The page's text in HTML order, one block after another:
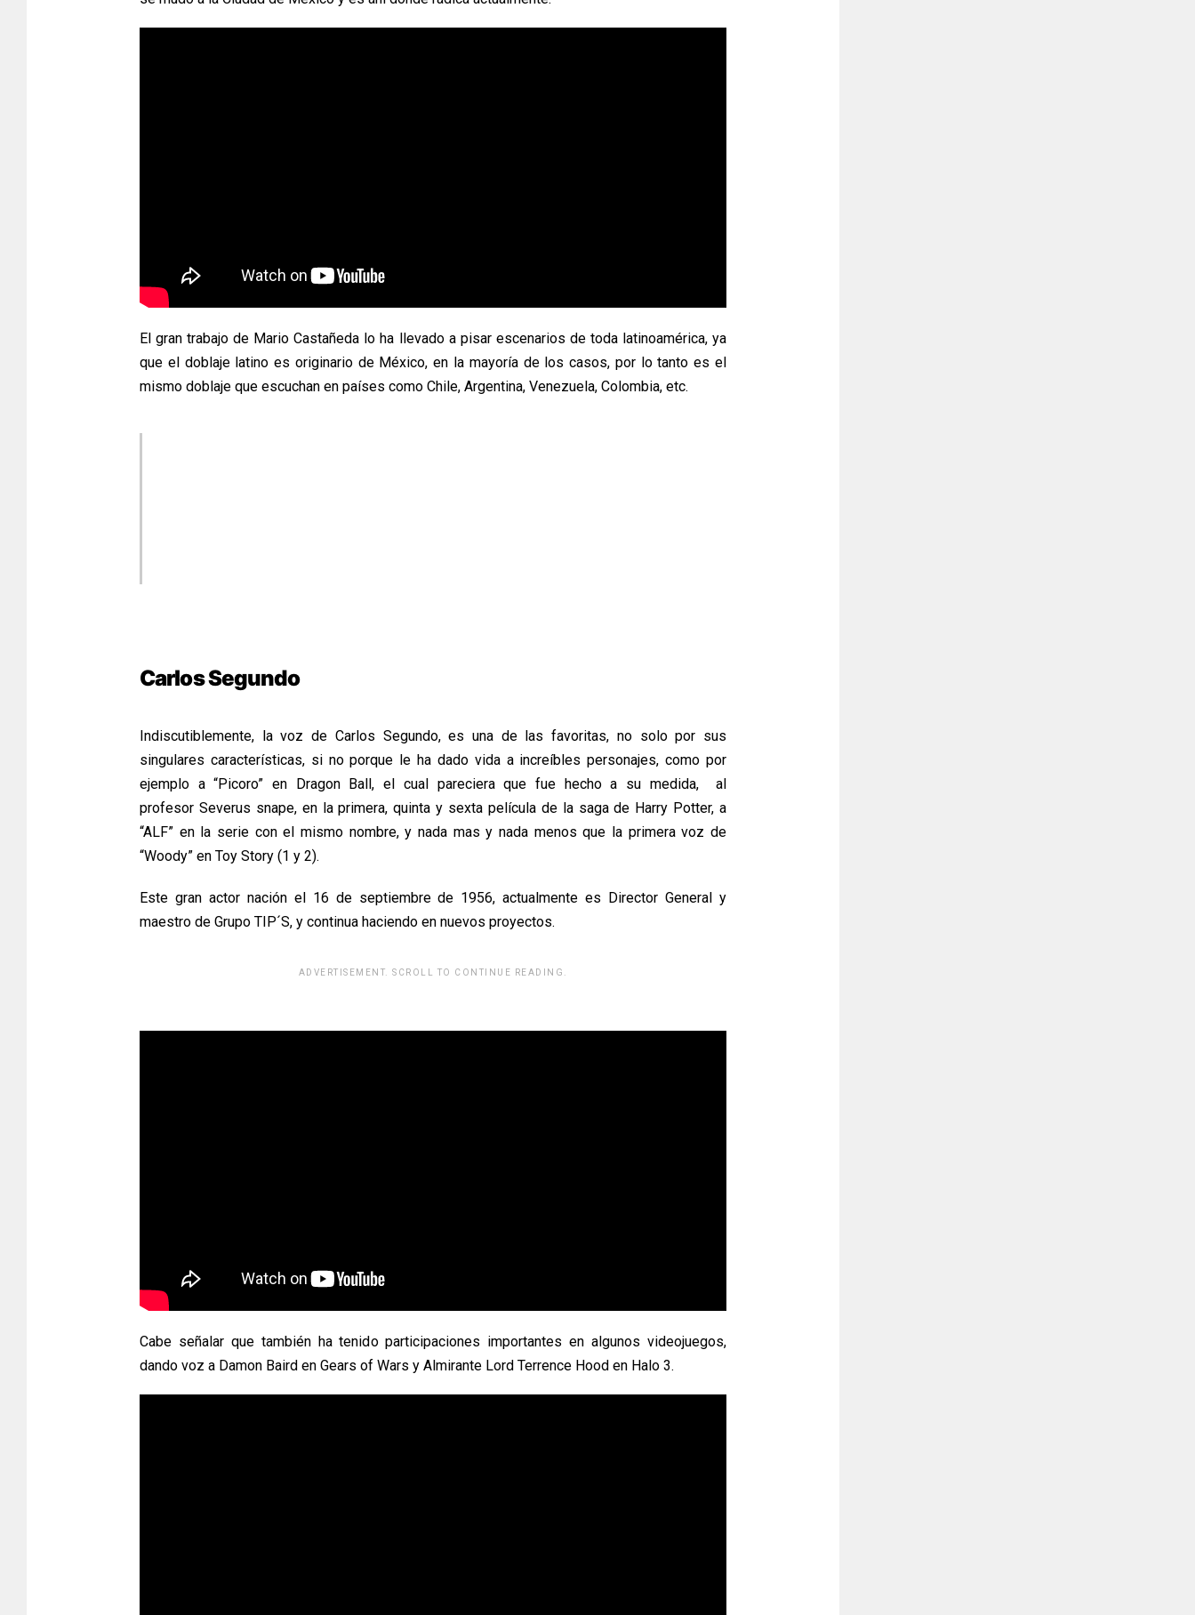
El gran trabajo de Mario Castañeda lo ha llevado a pisar escenarios de toda latinoamérica, ya
que el doblaje latino es originario de México, en la mayoría de los casos, por lo tanto es el
mismo doblaje que escuchan en países como Chile, Argentina, Venezuela, Colombia, etc.
Carlos Segundo
Indiscutiblemente, la voz de Carlos Segundo, es una de las favoritas, no solo por sus
singulares características, si no porque le ha dado vida a increíbles personajes, como por
ejemplo a “Picoro” en Dragon Ball, el cual pareciera que fue hecho a su medida, al
profesor Severus snape, en la primera, quinta y sexta película de la saga de Harry Potter, a
“ALF” en la serie con el mismo nombre, y nada mas y nada menos que la primera voz de
“Woody” en Toy Story (1 y 2).
Este gran actor nación el 16 de septiembre de 1956, actualmente es Director General y
maestro de Grupo TIP´S, y continua haciendo en nuevos proyectos.
ADVERTISEMENT. SCROLL TO CONTINUE READING.
Cabe señalar que también ha tenido participaciones importantes en algunos videojuegos,
dando voz a Damon Baird en Gears of Wars y Almirante Lord Terrence Hood en Halo 3.